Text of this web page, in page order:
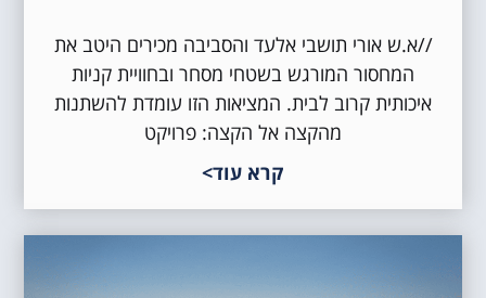
//א.ש אורי תושבי אלעד והסביבה מכירים היטב את
המחסור המורגש בשטחי מסחר ובחוויית קניות
איכותית קרוב לבית. המציאות הזו עומדת להשתנות
מהקצה אל הקצה: פרויקט
קרא עוד>